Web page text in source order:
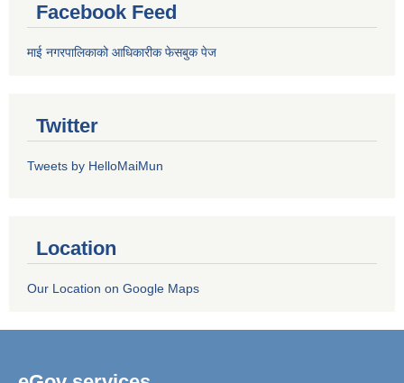
Facebook Feed
माई नगरपालिकाको आधिकारीक फेसबुक पेज
Twitter
Tweets by HelloMaiMun
Location
Our Location on Google Maps